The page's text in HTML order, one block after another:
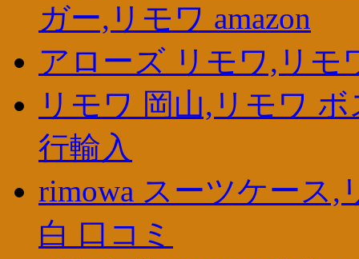
ガー,リモワ amazon
アローズ リモワ,リモ
リモワ 岡山,リモワ
行輸入
rimowa スーツケース,
白 口コミ